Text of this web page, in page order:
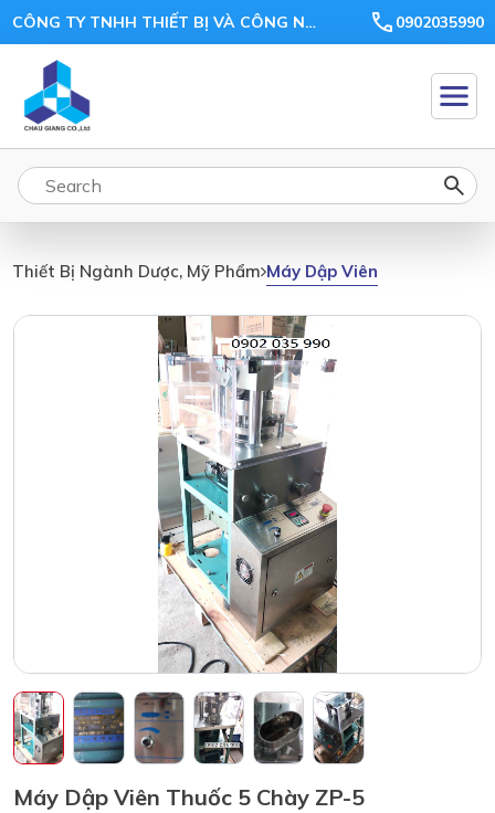
CÔNG TY TNHH THIẾT BỊ VÀ CÔNG NGHỆ CHÂU GIANG 0902035990
Thiết Bị Ngành Dược, Mỹ Phẩm Máy Dập Viên
Máy Dập Viên Thuốc 5 Chày ZP-5